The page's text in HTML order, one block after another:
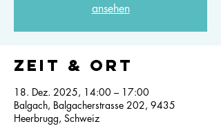
ansehen
Zeit & Ort
18. Dez. 2025, 14:00 – 17:00
Balgach, Balgacherstrasse 202, 9435
Heerbrugg, Schweiz